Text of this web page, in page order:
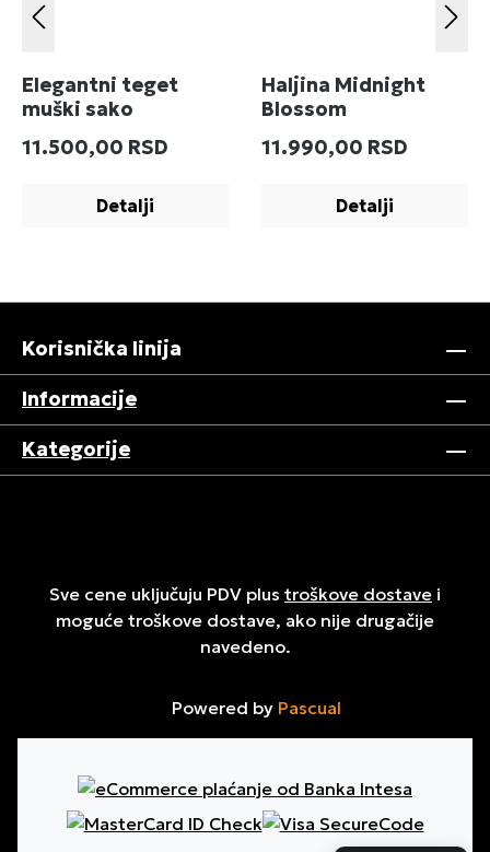
Elegantni teget
muški sako
Redovna cena:
11.500,00 RSD
Detalji
Haljina Midnight
Blossom
Redovna cena:
11.990,00 RSD
Detalji
Korisnička linija
Informacije
Kategorije
Sve cene uključuju PDV plus troškove dostave i
moguće troškove dostave, ako nije drugačije
navedeno.
Powered by Pascual